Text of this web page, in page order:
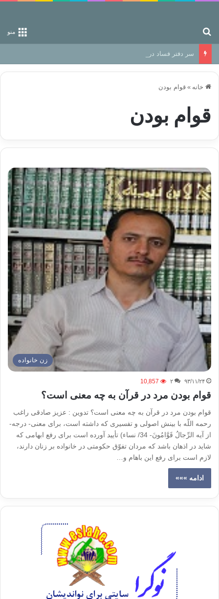
منو
سر دفتر فساد در زمین‌، دوری وکناره‌گیری از راه خداست‌!
خانه » قوام بودن
قوام بودن
زن خانواده
۹۳/۱۱/۲۴ ۲ 10,857
قوام بودن مرد در قرآن به چه معنی است؟
قوام بودن مرد در قرآن به چه معنی است؟ تدوین : عزیز صادقی راغب
رحمه اللّه با بينش اصولى و تفسيرى كه داشته است، براى معنى- درجه-
از آيه الرِّجالُ قَوَّامُونَ- 34/ نساء) تأييد آورده است براى رفع ابهامى كه
شايد در اذهان باشد كه مردان تفوّق حكومتى در خانواده بر زنان دارند،
لازم است براى رفع اين باهام و…
ادامه »»»